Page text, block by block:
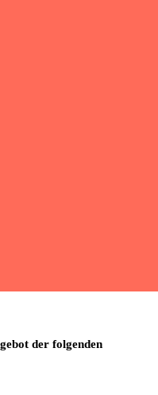
der folgenden